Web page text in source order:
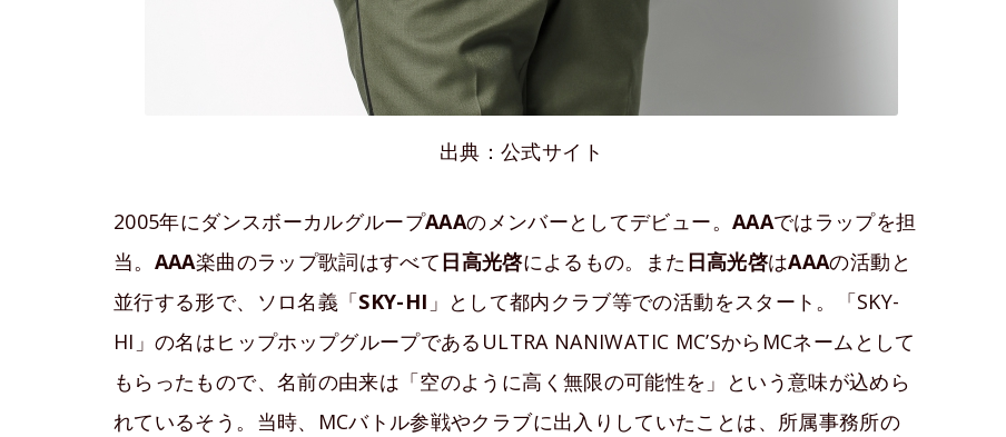
出典：公式サイト
2005年にダンスボーカルグループAAAのメンバーとしてデビュー。 AAAではラップを担
当。 AAA楽曲のラップ歌詞はすべて 日高光啓によるもの。また 日高光啓はAAAの活動と
並行する形で、ソロ名義「SKY-HI 」として都内クラブ等での活動をスタート。「SKY-
HI」の名はヒップホップグループであるULTRA NANIWATIC MC’SからMCネームとして
もらったもので、名前の由来は「空のように高く無限の可能性を」という意味が込めら
れているそう。当時、MCバトル参戦やクラブに出入りしていたことは、所属事務所の